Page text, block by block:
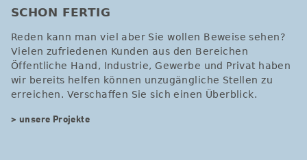
SCHON FERTIG
Reden kann man viel aber Sie wollen Beweise sehen?
Vielen zufriedenen Kunden aus den Bereichen
Öffentliche Hand, Industrie, Gewerbe und Privat haben
wir bereits helfen können unzugängliche Stellen zu
erreichen. Verschaffen Sie sich einen Überblick.
> unsere Projekte